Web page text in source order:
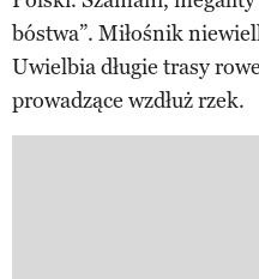
bóstwa”. Miłośnik
Uwielbia długie trasy
prowadzące wzdłuż rzek.